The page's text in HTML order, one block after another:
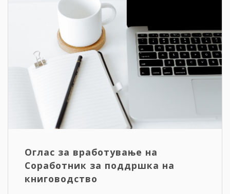
Оглас за вработување на
Соработник за поддршка на
книговодство